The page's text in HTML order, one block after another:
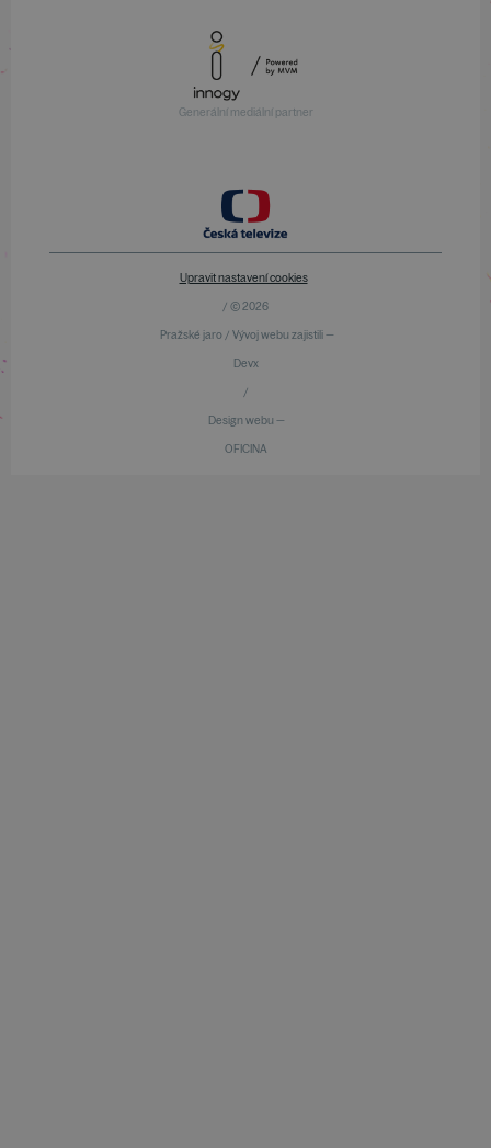
Generální mediální partner
Upravit nastavení cookies
/ © 2026
Pražské jaro / Vývoj webu zajistili —
Devx
/
Design webu —
OFICINA